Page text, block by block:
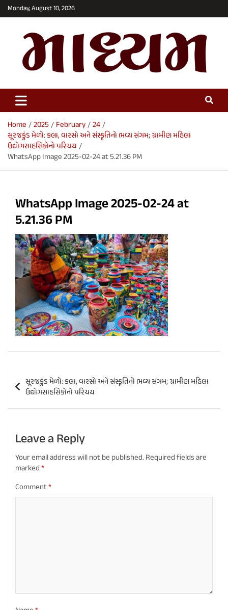
Skip
to
Monday, August 10, 2026
Maadhyam News – Latest News,
Breaking News and Editorials
Home 2025 February
24
સૂરજકુંડ મેળો: કલા, વારસો અને સંસ્કૃતિનો ભવ્ય સંગમ; ગ્રામીણ મહિલા
ઉદ્યોગસાહસિકોનો પરિચય
WhatsApp Image 2025-02-24 at 5.21.36 PM
WhatsApp Image 2025-02-24 at
5.21.36 PM
Post
navigation
સૂરજકુંડ મેળો: કલા, વારસો અને સંસ્કૃતિનો ભવ્ય સંગમ; ગ્રામીણ મહિલા
ઉદ્યોગસાહસિકોનો પરિચય
Leave a Reply
Your email address will not be published. Required fields are
marked*
Comment*